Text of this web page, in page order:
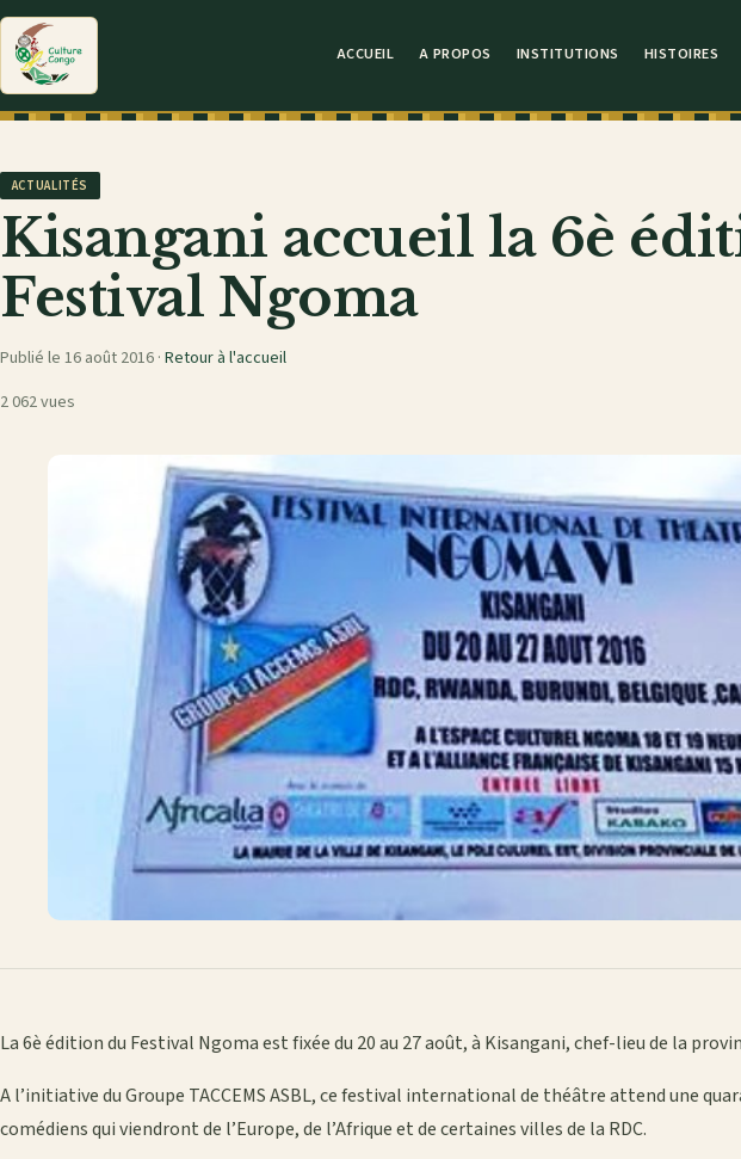
ACCUEIL A PROPOS INSTITUTIONS HISTOIRES
ACTUALITÉS
Kisangani accueil la 6è
Festival Ngoma
Publié le 16 août 2016 · Retour à l'accueil
2 062 vues
La 6è édition du Festival Ngoma est fixée du 20 au 27 août, à Kisangani, chef-lieu de la
A l’initiative du Groupe TACCEMS ASBL, ce festival international de théâtre attend une
comédiens qui viendront de l’Europe, de l’Afrique et de certaines villes de la RDC.